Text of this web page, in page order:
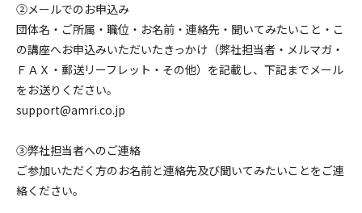
②メールでのお申込み
団体名・ご所属・職位・お名前・連絡先・聞いてみたいこと・こ
の講座へお申込みいただいたきっかけ（弊社担当者・メルマガ・
ＦＡＸ・郵送リーフレット・その他）を記載し、下記までメール
をお送りください。
support@amri.co.jp
③弊社担当者へのご連絡
ご参加いただく方のお名前と連絡先及び聞いてみたいことをご連
絡ください。